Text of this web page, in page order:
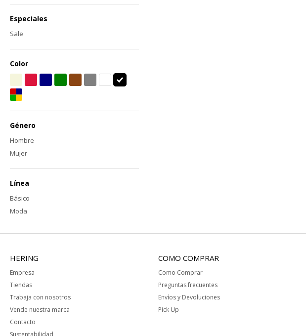
Especiales
Sale
Color
Género
Hombre
Mujer
Línea
Básico
Moda
HERING
Empresa
Tiendas
Trabaja con nosotros
Vende nuestra marca
Contacto
Sustentabilidad
COMO COMPRAR
Como Comprar
Preguntas frecuentes
Envíos y Devoluciones
Pick Up